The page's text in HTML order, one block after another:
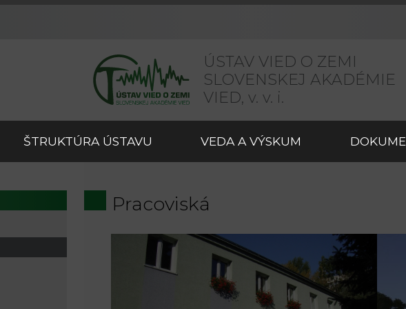
ÚSTAV VIED O ZEMI
SLOVENSKEJ AKADÉMIE
VIED, v. v. i.
ŠTRUKTÚRA ÚSTAVU VEDA A VÝSKUM
Pracoviská